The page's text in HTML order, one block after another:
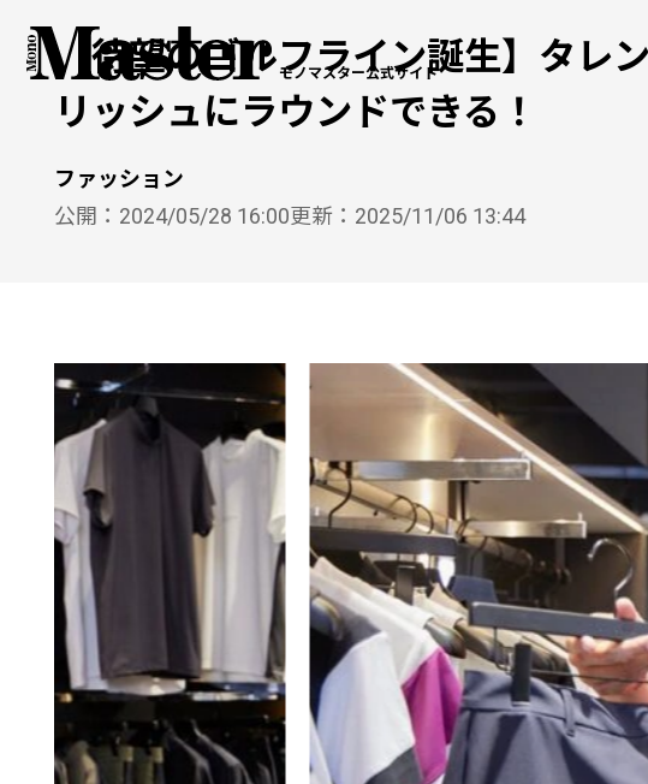
モノマスター公式サイト
【待望のゴルフライン誕生】タレ
リッシュにラウンドできる！
ファッション
公開： 2024/05/28 16:00更新： 2025/11/06 13:44